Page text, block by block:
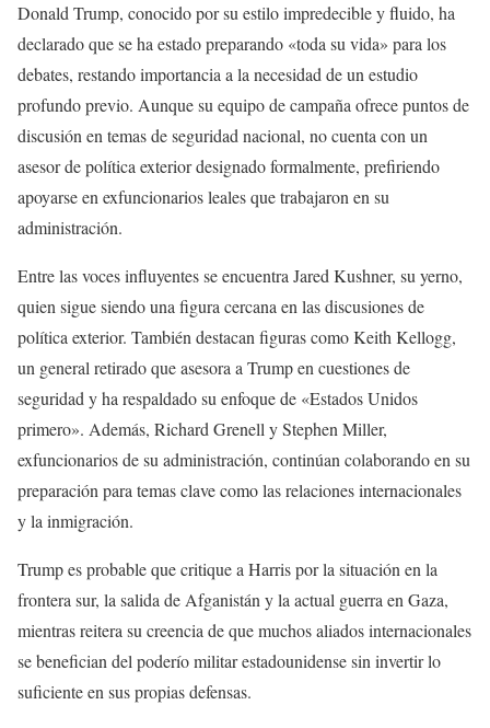
Donald Trump, conocido por su estilo impredecible y fluido, ha
declarado que se ha estado preparando «toda su vida» para los
debates, restando importancia a la necesidad de un estudio
profundo previo. Aunque su equipo de campaña ofrece puntos de
discusión en temas de seguridad nacional, no cuenta con un
asesor de política exterior designado formalmente, prefiriendo
apoyarse en exfuncionarios leales que trabajaron en su
administración.
Entre las voces influyentes se encuentra Jared Kushner, su yerno,
quien sigue siendo una figura cercana en las discusiones de
política exterior. También destacan figuras como Keith Kellogg,
un general retirado que asesora a Trump en cuestiones de
seguridad y ha respaldado su enfoque de «Estados Unidos
primero». Además, Richard Grenell y Stephen Miller,
exfuncionarios de su administración, continúan colaborando en su
preparación para temas clave como las relaciones internacionales
y la inmigración.
Trump es probable que critique a Harris por la situación en la
frontera sur, la salida de Afganistán y la actual guerra en Gaza,
mientras reitera su creencia de que muchos aliados internacionales
se benefician del poderío militar estadounidense sin invertir lo
suficiente en sus propias defensas.